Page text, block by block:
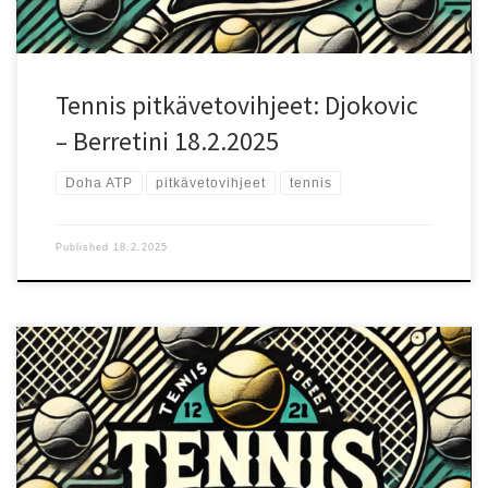
hänen rankinginsa on hieman laskenut, hän on edelleen kiertueen
kärkipelaajia ja erityisen vahva kovilla kentillä. Berrettini on erittäin
Tennis pitkävetovihjeet: Djokovic
– Berretini 18.2.2025
Doha ATP pitkävetovihjeet tennis
Published 18.2.2025
Ottelun lähtökohdat Doha ATP -turnauksen ensimmäisellä
kierroksella kohtaavat Stefanos Tsitsipas (ranking 11) ja Hamad
Medjedovic (ranking 73). Tsitsipas voitti heidän ainoan aiemman
kohtaamisensa, mikä antaa hänelle henkisen edun. Nopea
kovakenttä sopii molemmille, mutta Tsitsipas on selkeä
ennakkosuosikki kokemuksensa ja monipuolisemman pelinsä